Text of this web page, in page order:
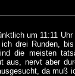
um 11:11 Uhr
drei Runden,
die meisten
aus, nervt aber
da muß